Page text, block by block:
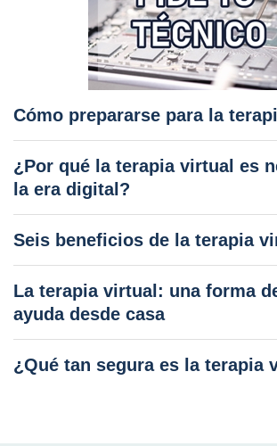
Cómo prepararse para la
¿Por qué la terapia virtual es
la era digital?
Seis beneficios de la terapia
La terapia virtual: una forma
ayuda desde casa
¿Qué tan segura es la terapia